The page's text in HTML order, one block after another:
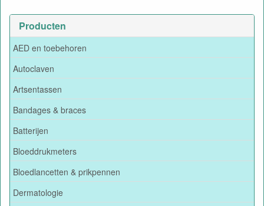
Producten
AED en toebehoren
Autoclaven
Artsentassen
Bandages & braces
Batterijen
Bloeddrukmeters
Bloedlancetten & prikpennen
Dermatologie